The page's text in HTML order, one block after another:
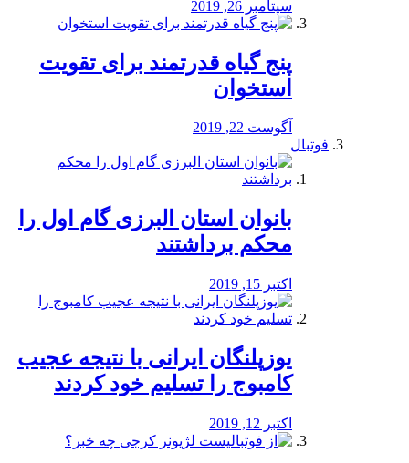
سپتامبر 26, 2019
پنج گیاه قدرتمند برای تقویت
استخوان
آگوست 22, 2019
فوتبال
بانوان استان البرزی گام اول را
محكم برداشتند
اکتبر 15, 2019
یوزپلنگان ایرانی با نتیجه عجیب
کامبوج را تسلیم خود کردند
اکتبر 12, 2019